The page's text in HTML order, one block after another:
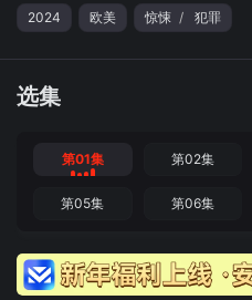
2024 欧美 惊悚 / 犯罪
选集
第01集 第02集
第05集 第06集